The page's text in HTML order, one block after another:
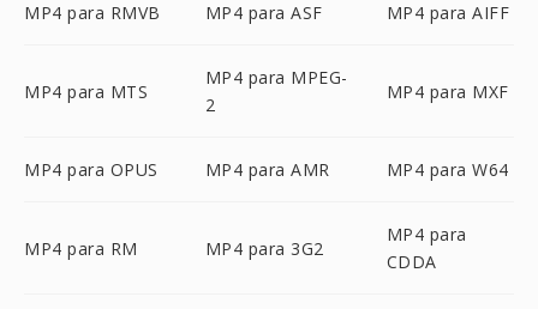
MP4 para RMVB MP4 para ASF MP4 para AIFF
MP4 para MTS
MP4 para MPEG-
2
MP4 para MXF
MP4 para OPUS MP4 para AMR MP4 para W64
MP4 para RM MP4 para 3G2
MP4 para
CDDA